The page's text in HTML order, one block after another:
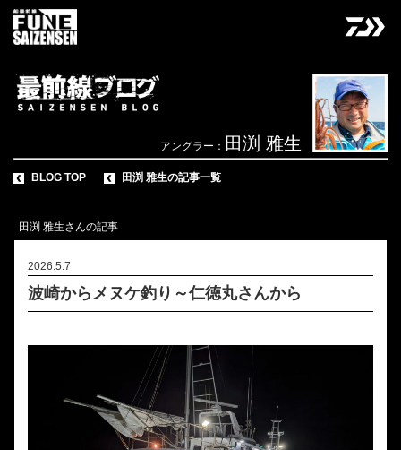
アングラー： 田渕 雅生
BLOG TOP 田渕 雅生の記事一覧
田渕 雅生さんの記事
2026.5.7
波崎からメヌケ釣り～仁徳丸さんから